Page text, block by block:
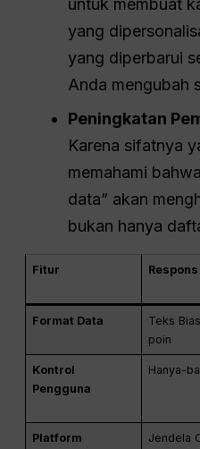
untuk membuat
yang
yang diperbarui
Anda mengubah
Peningkatan
Karena sifatnya
memahami
data” akan
bukan hanya
Fitur
Format Data
Teks
poin
Kontrol
Pengguna
Hanya-
Platform Jendela